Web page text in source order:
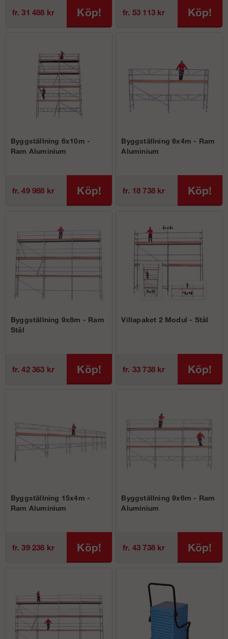
fr. 31 488 kr Köp! fr. 53 113 kr Köp!
Byggställning 6x10m -
Ram Aluminium
fr. 49 988 kr Köp!
Byggställning 6x4m - Ram
Aluminium
fr. 18 738 kr Köp!
Byggställning 9x8m - Ram
Stål
fr. 42 363 kr Köp!
Villapaket 2 Modul - Stål
fr. 33 738 kr Köp!
Byggställning 15x4m -
Ram Aluminium
fr. 39 238 kr Köp!
Byggställning 9x6m - Ram
Aluminium
fr. 43 738 kr Köp!